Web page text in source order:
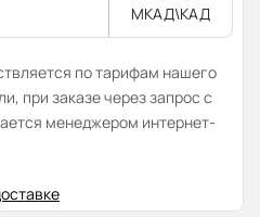
МКАД\КАД
по тарифам нашего
при заказе через запрос с
менеджером интернет-